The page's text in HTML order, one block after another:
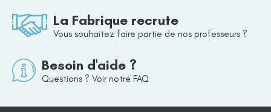
La Fabrique recrute
Vous souhaitez faire partie de nos professeurs ?
Besoin d'aide ?
Questions ? Voir notre FAQ